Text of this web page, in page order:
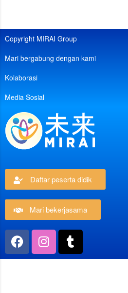
Copyright MIRAI Group
Mari bergabung dengan kami
Kolaborasi
Media Sosial
Daftar peserta didik
Mari bekerjasama